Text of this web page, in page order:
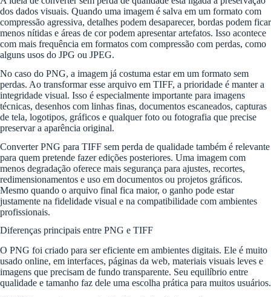
dos dados visuais. Quando uma imagem é salva em um formato com
compressão agressiva, detalhes podem desaparecer, bordas podem ficar
menos nítidas e áreas de cor podem apresentar artefatos. Isso acontece
com mais frequência em formatos com compressão com perdas, como
alguns usos do JPG ou JPEG.
No caso do PNG, a imagem já costuma estar em um formato sem
perdas. Ao transformar esse arquivo em TIFF, a prioridade é manter a
integridade visual. Isso é especialmente importante para imagens
técnicas, desenhos com linhas finas, documentos escaneados, capturas
de tela, logotipos, gráficos e qualquer foto ou fotografia que precise
preservar a aparência original.
Converter PNG para TIFF sem perda de qualidade também é relevante
para quem pretende fazer edições posteriores. Uma imagem com
menos degradação oferece mais segurança para ajustes, recortes,
redimensionamentos e uso em documentos ou projetos gráficos.
Mesmo quando o arquivo final fica maior, o ganho pode estar
justamente na fidelidade visual e na compatibilidade com ambientes
profissionais.
Diferenças principais entre PNG e TIFF
O PNG foi criado para ser eficiente em ambientes digitais. Ele é muito
usado online, em interfaces, páginas da web, materiais visuais leves e
imagens que precisam de fundo transparente. Seu equilíbrio entre
qualidade e tamanho faz dele uma escolha prática para muitos usuários.